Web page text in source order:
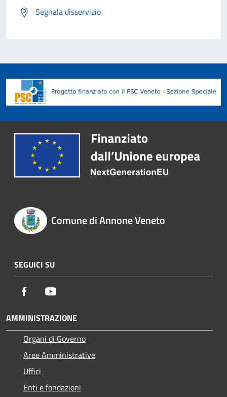
Segnala disservizio
Comune di Annone Veneto
SEGUICI SU
Facebook
AMMINISTRAZIONE
Organi di Governo
Aree Amministrative
Uffici
Enti e fondazioni